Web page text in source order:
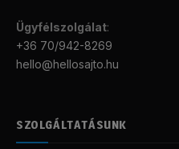
Ügyfélszolgálat:
+36 70/942-8269
hello@hellosajto.hu
SZOLGÁLTATÁSUNK